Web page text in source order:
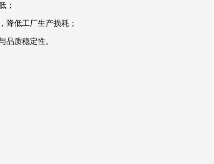
；
降低工厂生产损耗；
品质稳定性。